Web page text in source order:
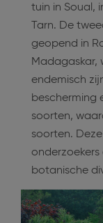
tuin in Soual,
Tarn. De
geopend in
Madagaskar,
endemisch
bescherming
soorten,
soorten.
botanische